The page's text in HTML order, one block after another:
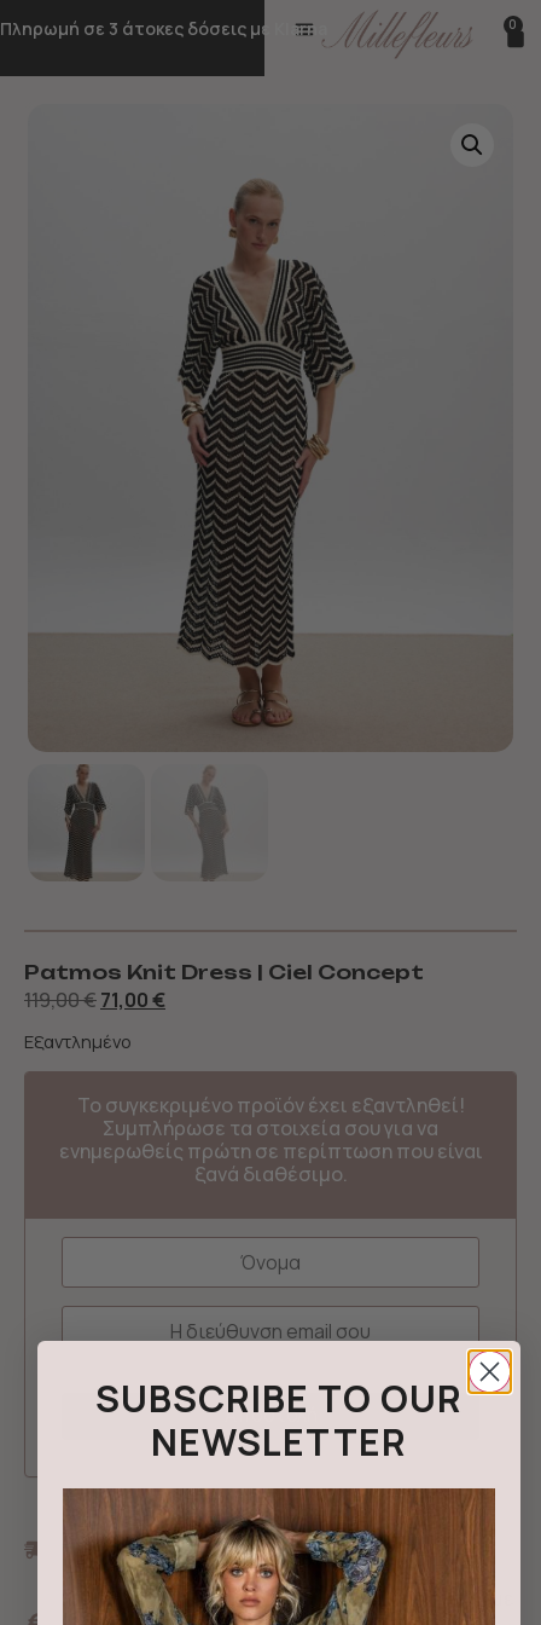
Πληρωμή σε 3 άτοκες δόσεις με Klarna 0
Patmos Knit Dress | Ciel Concept
119,00€71,00€
Εξαντλημένο
Το συγκεκριμένο προϊόν έχει εξαντληθεί!
Συμπλήρωσε τα στοιχεία σου για να
ενημερωθείς πρώτη σε περίπτωση που είναι
ξανά διαθέσιμο.
Δωρεάν μεταφορικά με αγορές από 100€ και
πάνω
10% έκπτωση σε νέους κωδικούς για πληρωμή με
SUBSCRIBE TO OUR
NEWSLETTER